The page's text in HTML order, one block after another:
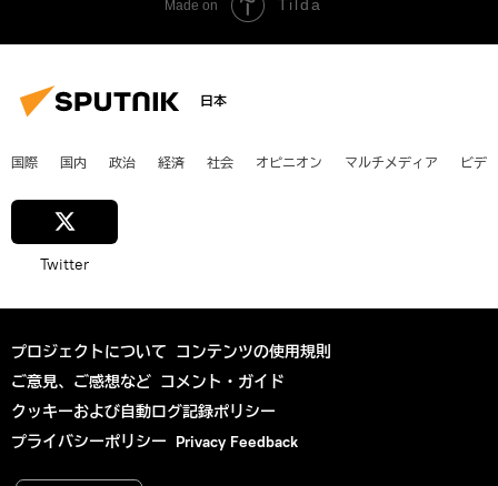
Made on Tilda
日本
国際 国内 政治 経済 社会 オピニオン マルチメディア ビデ
Twitter
プロジェクトについて コンテンツの使用規則
ご意見、ご感想など コメント・ガイド
クッキーおよび自動ログ記録ポリシー
プライバシーポリシー Privacy Feedback